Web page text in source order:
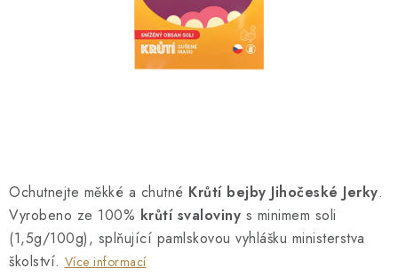
Ochutnejte měkké a chutné Krůtí bejby Jihočeské Jerky.
Vyrobeno ze 100% krůtí svaloviny s minimem soli
(1,5g/100g), splňující pamlskovou vyhlášku ministerstva
školství. Více informací